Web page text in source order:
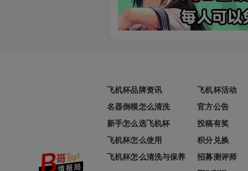
飞机杯品牌资讯
名器倒模怎么清洗
新手怎么选飞机杯
飞机杯怎么使用
飞机杯怎么清洗与保养
飞机杯活动
官方公告
投稿有奖
积分兑换
招募测评师